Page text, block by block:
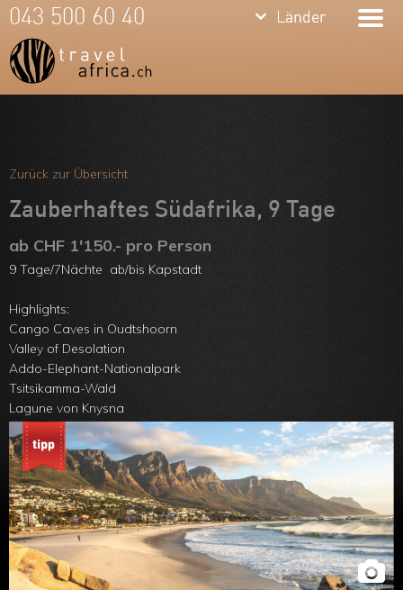
Team
Über uns
Feedbacks
Kontakt
ARVB
keyboard_arrow_down Länder
Simbabwe
Uganda
Äthiopien
Madagaskar
Marokko
keyboard_arrow_down Länder
043 500 60 40
Zurück zur Übersicht
Zauberhaftes Südafrika, 9 Tage
ab CHF 1'150.- pro Person
9 Tage/7Nächte ab/bis Kapstadt
Highlights:
Cango Caves in Oudtshoorn
Valley of Desolation
Addo-Elephant-Nationalpark
Tsitsikamma-Wald
Lagune von Knysna
Kap Agulhas